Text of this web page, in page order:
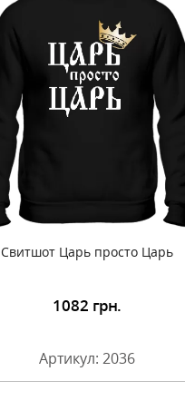
Свитшот Царь просто Царь
1082 грн.
Артикул: 2036
Подробнее